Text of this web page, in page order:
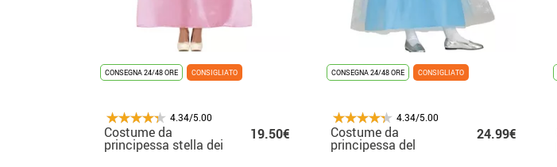
CONSEGNA 24/48 ORE CONSIGLIATO
4.34/5.00
Costume da
principessa stella dei
videogiochi per
19.50€
CONSEGNA 24/48 ORE CONSIGLIATO
4.34/5.00
Costume da
principessa del
ghiaccio blu per
24.99€